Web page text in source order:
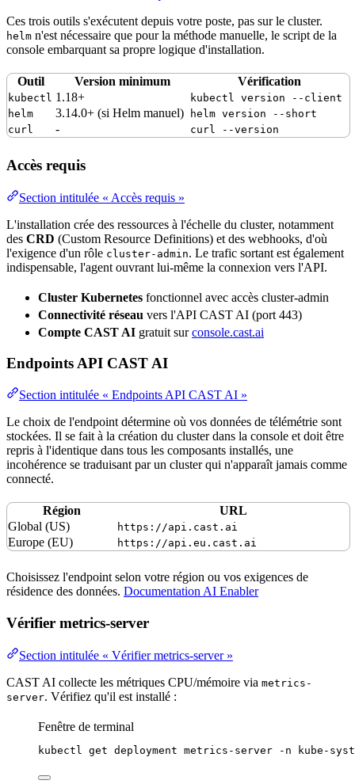
Ces trois outils s'exécutent depuis votre poste, pas sur le cluster.
helm n'est nécessaire que pour la méthode manuelle, le script de la
console embarquant sa propre logique d'installation.
Outil Version minimum Vérification
kubectl 1.18+
kubectl version --client
helm
3.14.0+ (si Helm manuel)
helm version --short
curl
- curl --version
Accès requis
Section intitulée « Accès requis »
L'installation crée des ressources à l'échelle du cluster, notamment
des CRD (Custom Resource Definitions) et des webhooks, d'où
l'exigence d'un rôle cluster-admin. Le trafic sortant est également
indispensable, l'agent ouvrant lui-même la connexion vers l'API.
Cluster Kubernetes fonctionnel avec accès cluster-admin
Connectivité réseau vers l'API CAST AI (port 443)
Compte CAST AI gratuit surconsole.cast.ai
Endpoints API CAST AI
Section intitulée « Endpoints API CAST AI »
Le choix de l'endpoint détermine où vos données de télémétrie sont
stockées. Il se fait à la création du cluster dans la console et doit être
repris à l'identique dans tous les composants installés, une
incohérence se traduisant par un cluster qui n'apparaît jamais comme
connecté.
Région
URL
Global (US)
https://api.cast.ai
Europe (EU) https://api.eu.cast.ai
Choisissez l'endpoint selon votre région ou vos exigences de
résidence des données. Documentation AI Enabler
Vérifier metrics-server
Section intitulée « Vérifier metrics-server »
CAST AI collecte les métriques CPU/mémoire via metrics-
server. Vérifiez qu'il est installé :
Fenêtre de terminal
kubectl get deployment metrics-server -n kube-